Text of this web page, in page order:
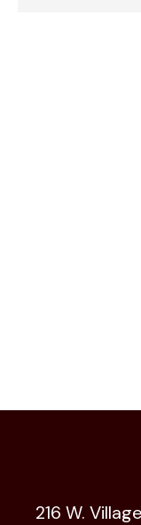
216 W.